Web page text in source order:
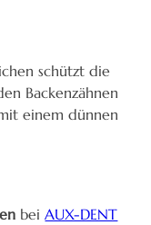
schützt die
Backenzähnen
einem dünnen
beiAUX-DENT